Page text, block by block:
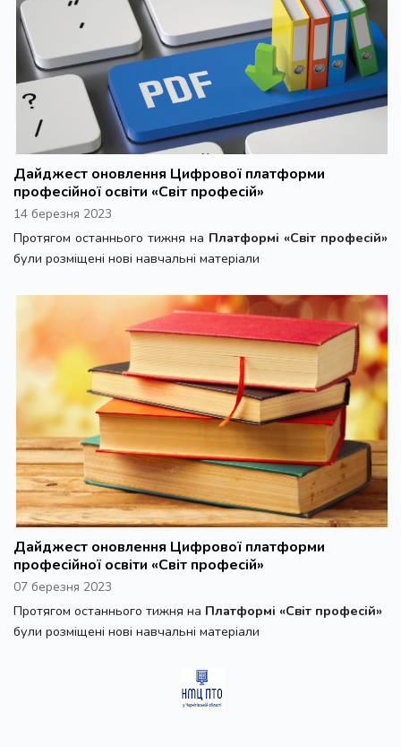
Дайджест оновлення Цифрової платформи
професійної освіти «Світ професій»
14 березня 2023
Протягом останнього тижня на Платформі «Світ професій»
були розміщені нові навчальні матеріали
Дайджест оновлення Цифрової платформи
професійної освіти «Світ професій»
07 березня 2023
Протягом останнього тижня на Платформі «Світ професій»
були розміщені нові навчальні матеріали